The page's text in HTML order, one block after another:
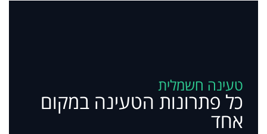
טעינה חשמלית
כל פתרונות הטעינה במקום
אחד